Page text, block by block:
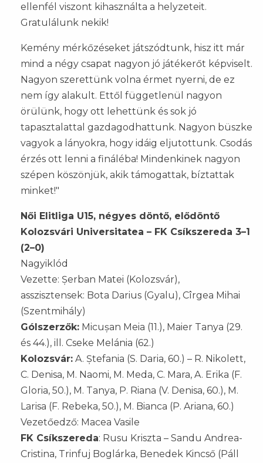
ellenfél viszont kihasználta a helyzeteit.
Gratulálunk nekik!
Kemény mérkőzéseket játszódtunk, hisz itt már
mind a négy csapat nagyon jó játékerőt képviselt.
Nagyon szerettünk volna érmet nyerni, de ez
nem így alakult. Ettől függetlenül nagyon
örülünk, hogy ott lehettünk és sok jó
tapasztalattal gazdagodhattunk. Nagyon büszke
vagyok a lányokra, hogy idáig eljutottunk. Csodás
érzés ott lenni a fináléba! Mindenkinek nagyon
szépen köszönjük, akik támogattak, bíztattak
minket!"
Női Elitliga U15, négyes döntő, elődöntő
Kolozsvári Universitatea – FK Csíkszereda 3–1
(2–0)
Nagyiklód
Vezette: Șerban Matei (Kolozsvár),
asszisztensek: Bota Darius (Gyalu), Cîrgea Mihai
(Szentmihály)
Gólszerzők: Micușan Meia (11.), Maier Tanya (29.
és 44.), ill. Cseke Melánia (62.)
Kolozsvár: A. Ștefania (S. Daria, 60.) – R. Nikolett,
C. Denisa, M. Naomi, M. Meda, C. Mara, A. Erika (F.
Gloria, 50.), M. Tanya, P. Riana (V. Denisa, 60.), M.
Larisa (F. Rebeka, 50.), M. Bianca (P. Ariana, 60.)
Vezetőedző: Macea Vasile
FK Csíkszereda: Rusu Kriszta – Sandu Andrea-
Cristina, Trinfuj Boglárka, Benedek Kincső (Páll